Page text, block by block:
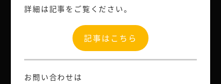
詳細は記事をご覧ください。
記事はこちら
お問い合わせは